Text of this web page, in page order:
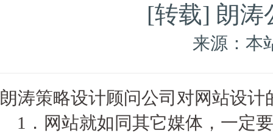
[转载] 朗涛
来源：本
朗涛策略设计顾问公司对网站设
1．网站就如同其它媒体，一定